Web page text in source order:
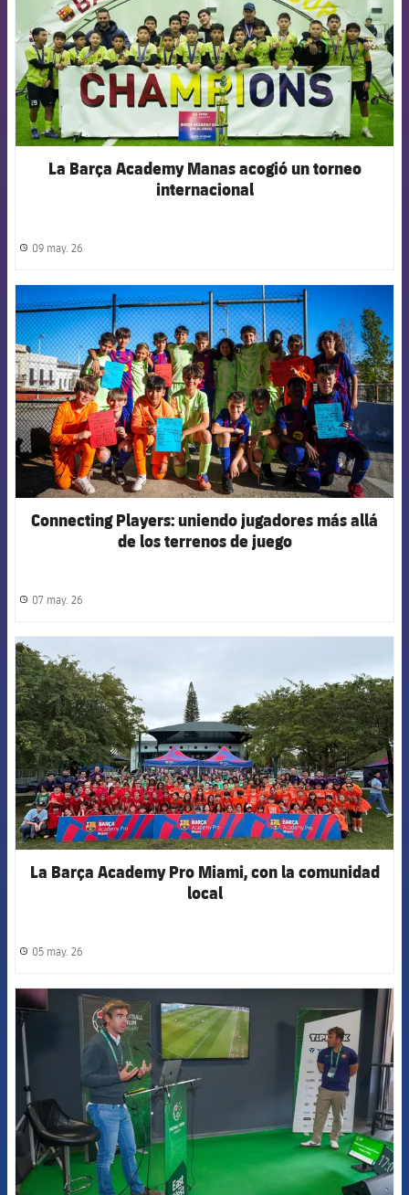
La Barça Academy Manas acogió un torneo
internacional
label.share.clock
09 may. 26
FCB Barcelona badge
Connecting Players: uniendo jugadores más allá
de los terrenos de juego
label.share.clock
07 may. 26
La Barça Academy Pro Miami, con la comunidad
local
label.share.clock
05 may. 26